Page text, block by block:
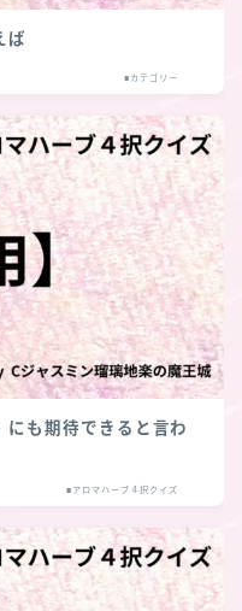
ば
■カテゴリー
も期待できると言わ
■アロマハーブ４択クイズ